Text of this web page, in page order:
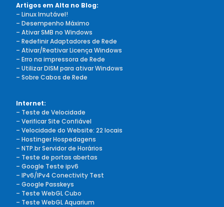
Artigos em Alta no Blog:
– Linux Imutável!
– Desempenho Máximo
– Ativar SMB no Windows
– Redefinir Adaptadores de Rede
– Ativar/Reativar Licença Windows
– Erro na impressora de Rede
– Utilizar DISM para ativar Windows
– Sobre Cabos de Rede
Internet:
– Teste de Velocidade
–Verificar Site Confiável
– Velocidade do Website: 22 locais
–Hostinger Hospedagens
– NTP.br Servidor de Horários
– Teste de portas abertas
– Google Teste ipv6
– IPv6/IPv4 Conectivity Test
– Google Passkeys
– Teste WebGL Cubo
– Teste WebGL Aquarium